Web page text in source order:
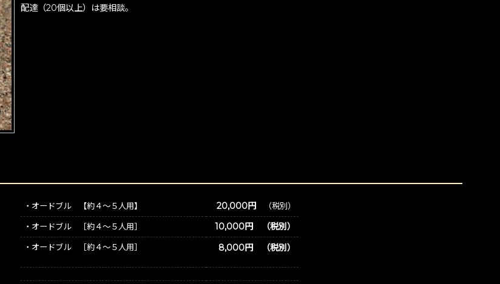
配達（20個以上）は要相談。
・オードブル 【約４～５人用】 20,000円 （税別）
・オードブル ［約４～５人用］ 10,000円 （税別）
・オードブル ［約４～５人用］ 8,000円 （税別）